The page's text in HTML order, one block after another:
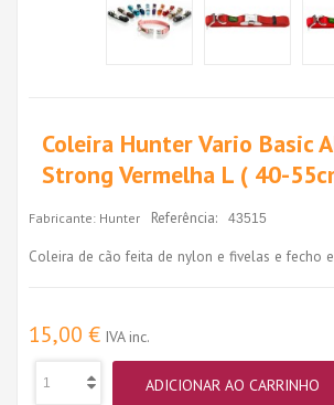
Coleira Hunter Vario Basic
Strong Vermelha L ( 40-
Fabricante: Hunter Referência: 43515
Coleira de cão feita de nylon e fivelas e fecho
15,00 € IVA inc.
ADICIONAR AO CARRINHO